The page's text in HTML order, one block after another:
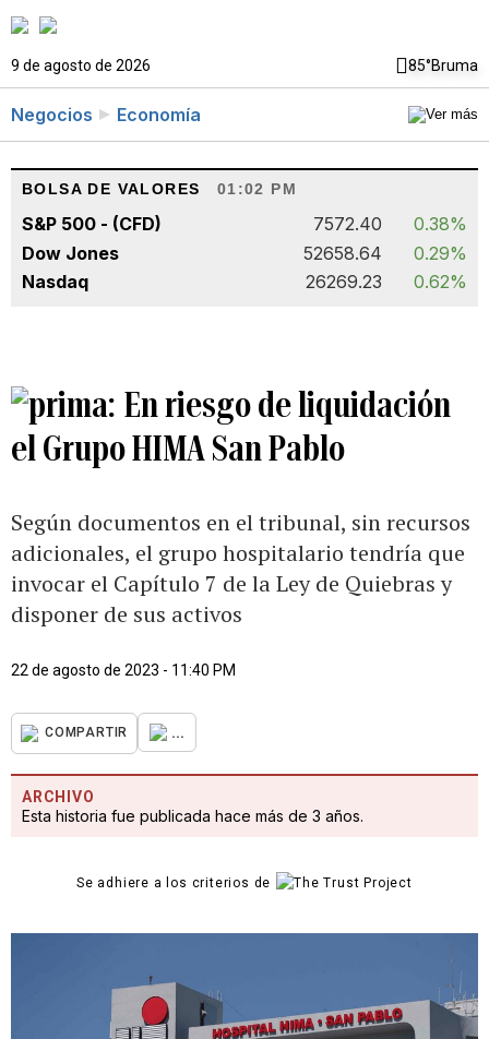
9 de agosto de 2026 85°Bruma
Negocios Economía
BOLSA DE VALORES 01:02 PM
S&P 500 - (CFD) 7572.40
0.38%
Dow Jones
52658.64
0.29%
Nasdaq
26269.23 0.62%
En riesgo de liquidación
el Grupo HIMA San Pablo
Según documentos en el tribunal, sin recursos
adicionales, el grupo hospitalario tendría que
invocar el Capítulo 7 de la Ley de Quiebras y
disponer de sus activos
22 de agosto de 2023 - 11:40 PM
COMPARTIR ...
ARCHIVO
Esta historia fue publicada hace más de 3 años.
Se adhiere a los criterios de